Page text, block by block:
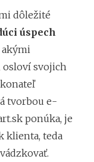
dôležité
úspech
akými
osloví svojich
tvorbou e-
ponúka, je
klienta, teda